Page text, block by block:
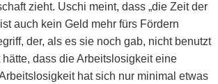
zieht. Uschi meint, dass „die Zeit der
auch kein Geld mehr fürs Fördern
der, als es sie noch gab, nicht benutzt
dass die Arbeitslosigkeit eine
hat sich nur minimal etwas